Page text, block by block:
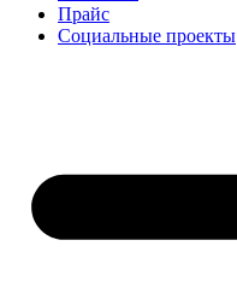
Прайс
Социальные проекты